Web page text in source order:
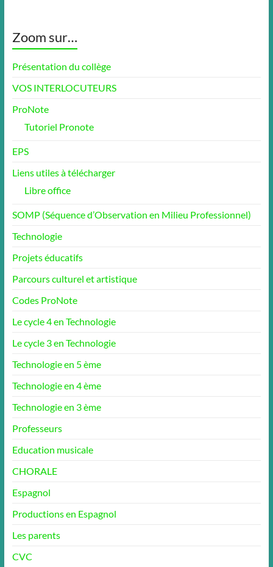
Zoom sur…
Présentation du collège
VOS INTERLOCUTEURS
ProNote
Tutoriel Pronote
EPS
Liens utiles à télécharger
Libre office
SOMP (Séquence d’Observation en Milieu Professionnel)
Technologie
Projets éducatifs
Parcours culturel et artistique
Codes ProNote
Le cycle 4 en Technologie
Le cycle 3 en Technologie
Technologie en 5 ème
Technologie en 4 ème
Technologie en 3 ème
Professeurs
Education musicale
CHORALE
Espagnol
Productions en Espagnol
Les parents
CVC